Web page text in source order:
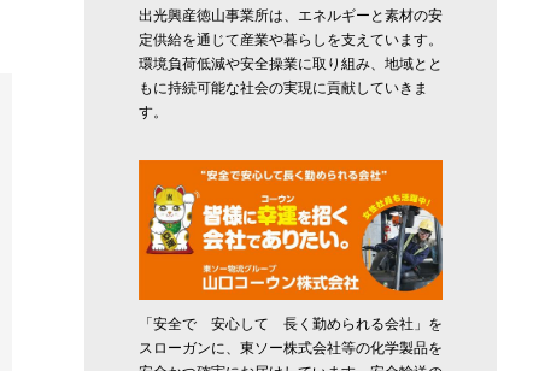
出光興産徳山事業所は、エネルギーと素材の安
定供給を通じて産業や暮らしを支えています。
環境負荷低減や安全操業に取り組み、地域とと
もに持続可能な社会の実現に貢献していきま
す。
「安全で 安心して 長く勤められる会社」を
スローガンに、東ソー株式会社等の化学製品を